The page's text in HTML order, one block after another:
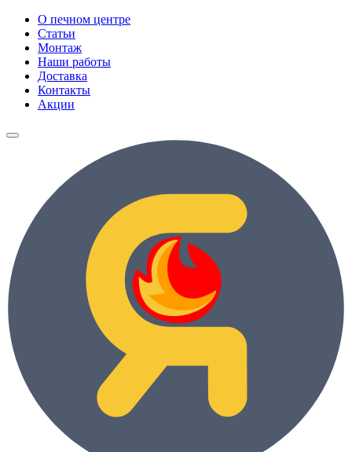
О печном центре
Статьи
Монтаж
Наши работы
Доставка
Контакты
Акции